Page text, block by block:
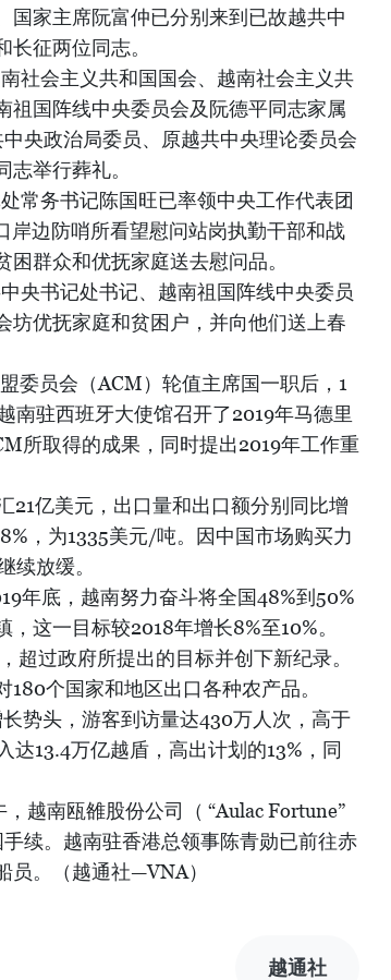
国家主席阮富仲已分别来到已故越共中
征两位同志。
社会主义共和国国会、越南社会主义共
祖国阵线中央委员会及阮德平同志家属
央政治局委员、原越共中央理论委员会
举行葬礼。
常务书记陈国旺已率领中央工作代表团
岸边防哨所看望慰问站岗执勤干部和战
群众和优抚家庭送去慰问品。
央书记处书记、越南祖国阵线中央委员
坊优抚家庭和贫困户，并向他们送上春
委员会（ACM）轮值主席国一职后，1
南驻西班牙大使馆召开了2019年马德里
所取得的成果，同时提出2019年工作重
21亿美元，出口量和出口额分别同比增
，为1335美元/吨。因中国市场购买力
续放缓。
年底，越南努力奋斗将全国48%到50%
这一目标较2018年增长8%至10%。
超过政府所提出的目标并创下新纪录。
个国家和地区出口各种农产品。
势头，游客到访量达430万人次，高于
达13.4万亿越盾，高出计划的13%，同
越南瓯雒股份公司（ “Aulac Fortune”
续。越南驻香港总领事陈青勋已前往赤
员。（越通社—VNA）
越通社